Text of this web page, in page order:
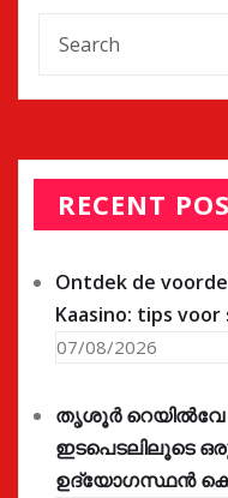
RECENT
Ontdek de
Kaasino: tips voor
07/08/2026
തൃശൂർ റെയിൽവേ
ഇടപെടലിലൂടെ
ഉദ്യോഗസ്ഥൻ